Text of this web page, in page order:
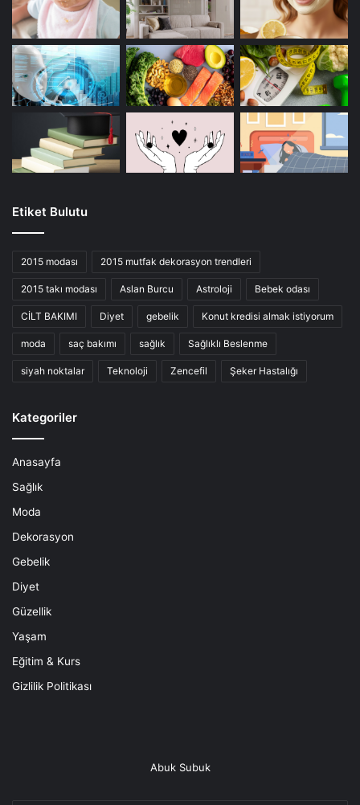
Etiket Bulutu
2015 modası 2015 mutfak dekorasyon trendleri
2015 takı modası Aslan Burcu Astroloji Bebek odası
CİLT BAKIMI Diyet gebelik Konut kredisi almak istiyorum
moda saç bakımı sağlık Sağlıklı Beslenme
siyah noktalar Teknoloji Zencefil Şeker Hastalığı
Kategoriler
Anasayfa
Sağlık
Moda
Dekorasyon
Gebelik
Diyet
Güzellik
Yaşam
Eğitim & Kurs
Gizlilik Politikası
Abuk Subuk